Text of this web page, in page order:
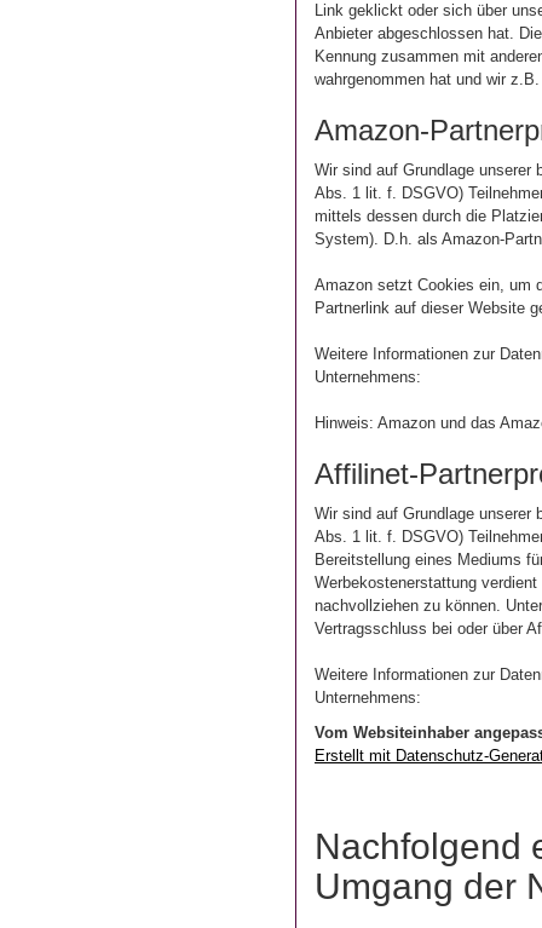
Link geklickt oder sich über
Anbieter abgeschlossen hat.
Kennung zusammen mit
wahrgenommen hat und wir
Amazon-
Wir sind auf Grundlage unserer
Abs. 1 lit. f. DSGVO)
mittels dessen durch die
System). D.h. als Amazon-
Amazon setzt Cookies ein, um
Partnerlink auf dieser Website
Weitere Informationen zur
Unternehmens:
Hinweis: Amazon und das
Affilinet-
Wir sind auf Grundlage unserer
Abs. 1 lit. f. DSGVO)
Bereitstellung eines Mediums
Werbekostenerstattung
nachvollziehen zu können.
Vertragsschluss bei oder über
Weitere Informationen zur
Unternehmens:
Vom Websiteinhaber
Erstellt mit Datenschutz-
Nachfolgend
Umgang der